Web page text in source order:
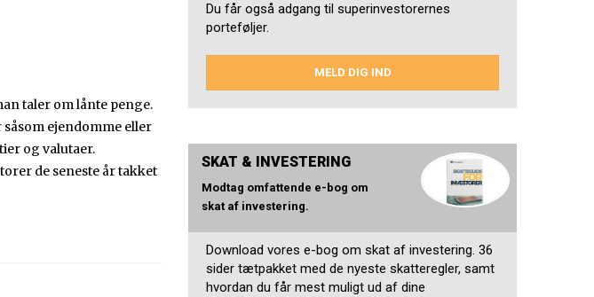
taler om lånte penge.
ejendomme eller
og valutaer.
de seneste år takket
Du får også adgang til superinvestorernes
porteføljer.
MELD DIG IND
SKAT & INVESTERING
Modtag omfattende e-bog om
skat af investering.
Download vores e-bog om skat af investering. 36
sider tætpakket med de nyeste skatteregler, samt
hvordan du får mest muligt ud af dine